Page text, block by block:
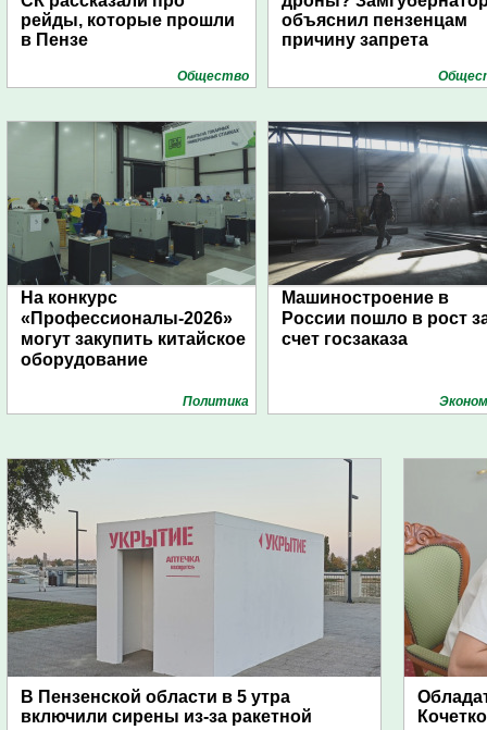
рейды, которые прошли
в Пензе
Общество
объяснил пензенцам
причину запрета
На конкурс
«Профессионалы-2026»
могут закупить китайское
оборудование
Политика
Машиностроение в
России пошло в рост
счет госзаказа
В Пензенской области в 5 утра
включили сирены из-за ракетной